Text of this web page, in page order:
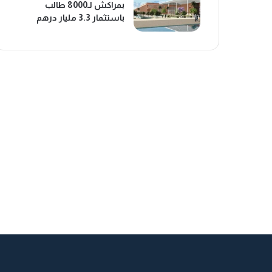
بمراكش لـ8000 طالب
باستثمار 3.3 مليار درهم